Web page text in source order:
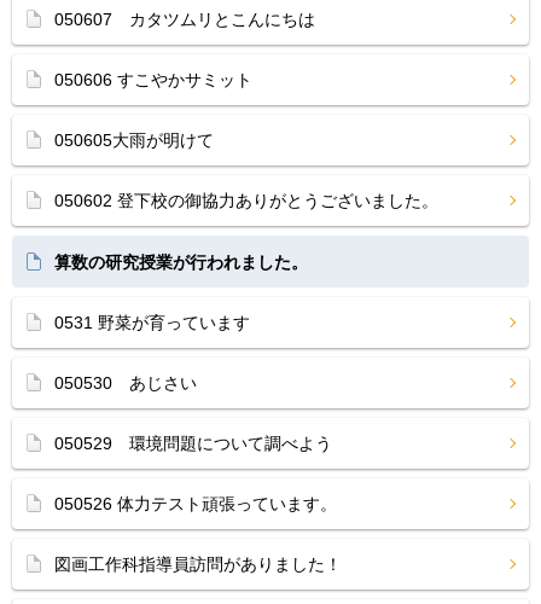
050607 カタツムリとこんにちは
050606 すこやかサミット
050605大雨が明けて
050602 登下校の御協力ありがとうございました。
算数の研究授業が行われました。
0531 野菜が育っています
050530 あじさい
050529 環境問題について調べよう
050526 体力テスト頑張っています。
図画工作科指導員訪問がありました！